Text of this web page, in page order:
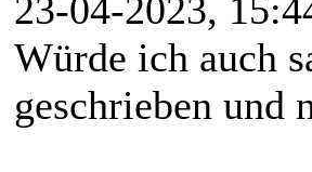
23-04-2023,
Würde ich auch
geschrieben